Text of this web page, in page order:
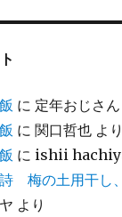
に 定年おじさん
に関口哲也 より
に ishii
梅の土用干し
より